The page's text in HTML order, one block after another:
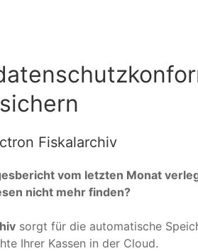
sichern
Fiskalarchiv
vom letzten Monat
nicht mehr finden?
sorgt für die automatische
Ihrer Kassen in der Cloud.